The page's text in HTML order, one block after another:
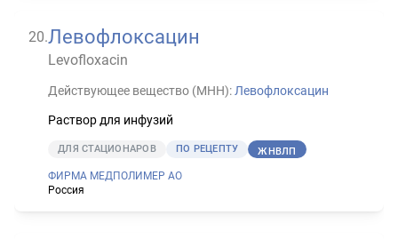
20.Левофлоксацин
Levofloxacin
Действующее вещество (МНН): Левофлоксацин
Раствор для инфузий
ДЛЯ СТАЦИОНАРОВ ПО РЕЦЕПТУ ЖНВЛП
ФИРМА МЕДПОЛИМЕР АО
Россия